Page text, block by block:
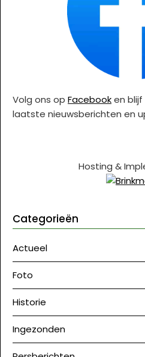
Volg ons op Facebooken
laatste nieuwsberichten en
Hosting &
Categorieën
Actueel
Foto
Historie
Ingezonden